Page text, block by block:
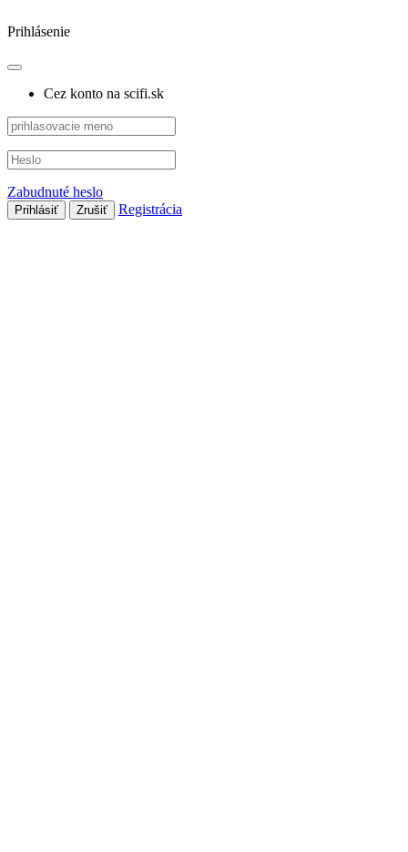
Prihlásenie
Cez konto na scifi.sk
Zabudnuté heslo
Prihlásiť Zrušiť Registrácia